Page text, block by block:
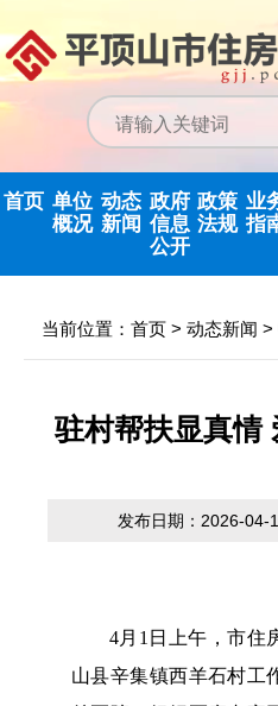
首页 单位
概况
中心领导
决策机构
动态
新闻
行业新闻
政府
信息
公开
信息公开制度
政府信息公开
年度报告
政策
法规
国家政
省级政
业
指
提
贷
当前位置： 首页 > 动态新闻 >
驻村帮扶显真情
发布日期：2026-04-
4月1日上午，市住
山县辛集镇西羊石村工